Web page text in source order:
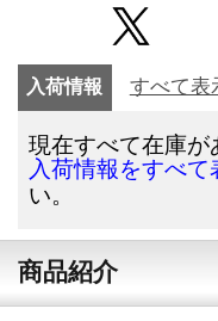
入荷情報 すべて表
現在すべて在庫が
入荷情報をすべて
い。
商品紹介